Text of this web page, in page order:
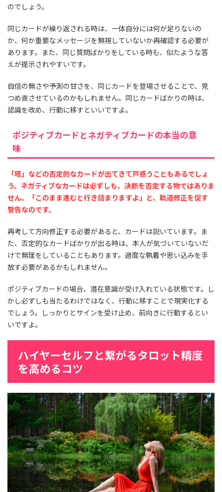
のでしょう。
同じカードが繰り返される時は、一体自分には何が足りないの
か、何か重要なメッセージを無視していないか再確認する必要が
あります。また、同じ質問ばかりをしている時も、似たような答
えが提示されやすいです。
自信の無さや予測の甘さを、同じカードを登場させることで、見
つめ直させているのかもしれません。同じカードばかりの時は、
認識を改め、行動に移すといいですよ。
ポジティブカードとネガティブカードの本当の意
味
「塔」などの否定的なカードが出てきて戸惑うこともあるでしょ
う。ネガティブなカードは必ずしも、決断を否定する物ではありま
せん。「このまま進むと行き詰まりますよ」と、軌道修正を促す
警告なのです。
再考して方向修正する必要があると、カードは説いています。ま
た、否定的なカードばかりが出る時は、本人が気づいていないだ
けで無理をしていることもあります。過度な執着や思い込みを手
放す必要があるかもしれません。
ポジティブカードの場合、潜在意識が受け入れている状態です。し
かし必ずしも当たるわけではなく、行動に移すことで現実化する
でしょう。しっかりとサインを受け止め、前向きに行動するとい
いですよ。
ハイヤーセルフと繋がるタロット精度
を高めるコツ